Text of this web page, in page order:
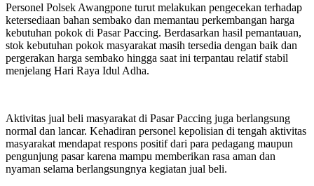
Personel Polsek Awangpone turut melakukan pengecekan terhadap
ketersediaan bahan sembako dan memantau perkembangan harga
kebutuhan pokok di Pasar Paccing. Berdasarkan hasil pemantauan,
stok kebutuhan pokok masyarakat masih tersedia dengan baik dan
pergerakan harga sembako hingga saat ini terpantau relatif stabil
menjelang Hari Raya Idul Adha.
Aktivitas jual beli masyarakat di Pasar Paccing juga berlangsung
normal dan lancar. Kehadiran personel kepolisian di tengah aktivitas
masyarakat mendapat respons positif dari para pedagang maupun
pengunjung pasar karena mampu memberikan rasa aman dan
nyaman selama berlangsungnya kegiatan jual beli.